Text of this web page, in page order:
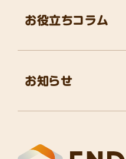
お役立ちコラム
お知らせ